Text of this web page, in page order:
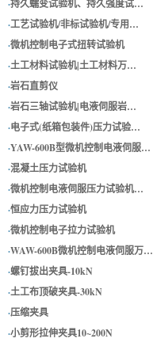
·持久蠕变试验机、持久强度试…
·工艺试验机/非标试验机/专用…
·微机控制电子式扭转试验机
·土工材料试验机|土工材料万…
·岩石直剪仪
·岩石三轴试验机|电液伺服岩…
·电子式(纸箱包装件)压力试验…
·YAW-600B型微机控制电液伺服…
·混凝土压力试验机
·微机控制电液伺服压力试验机…
·恒应力压力试验机
·微机控制电子拉力试验机
·WAW-600B微机控制电液伺服万…
·螺钉拔出夹具-10kN
·土工布顶破夹具-30kN
·压缩夹具
·小剪形拉伸夹具10~200N